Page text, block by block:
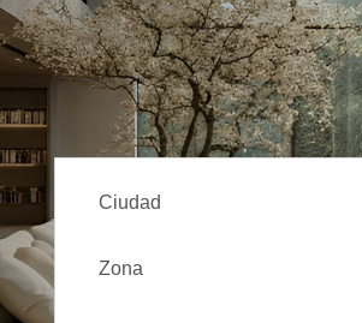
Ciudad
Zona